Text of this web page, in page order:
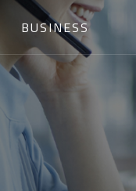
BUSINESS